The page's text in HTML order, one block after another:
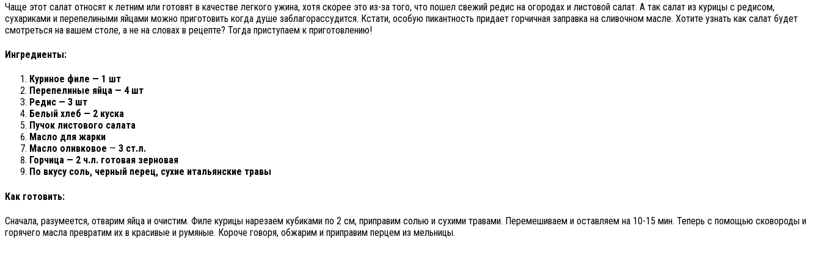
Чаще этот салат относят к летним или готовят в качестве легкого ужина, хотя скорее это из-за того, что пошел свежий редис на огородах и листовой салат. А так салат из курицы с редисом,
сухариками и перепелиными яйцами можно приготовить когда душе заблагорассудится. Кстати, особую пикантность придает горчичная заправка на сливочном масле. Хотите узнать как салат будет
смотреться на вашем столе, а не на словах в рецепте? Тогда приступаем к приготовлению!
Ингредиенты:
Куриное филе — 1 шт
Перепелиные яйца — 4 шт
Редис — 3 шт
Белый хлеб — 2 куска
Пучок листового салата
Масло для жарки
Масло оливковое — 3 ст.л.
Горчица — 2 ч.л. готовая зерновая
По вкусу соль, черный перец, сухие итальянские травы
Как готовить:
Сначала, разумеется, отварим яйца и очистим. Филе курицы нарезаем кубиками по 2 см, приправим солью и сухими травами. Перемешиваем и оставляем на 10-15 мин. Теперь с помощью сковороды и
горячего масла превратим их в красивые и румяные. Короче говоря, обжарим и приправим перцем из мельницы.